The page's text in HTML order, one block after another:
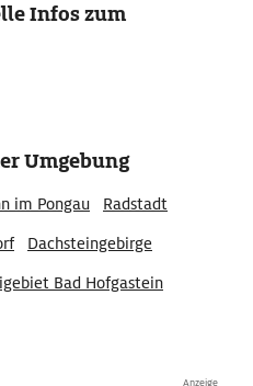
Infos zum
Umgebung
im Pongau
Radstadt
Dachsteingebirge
Bad Hofgastein
Anzeige